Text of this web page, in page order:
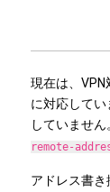
現在は、
に対応して
していません
remote-
アドレス書